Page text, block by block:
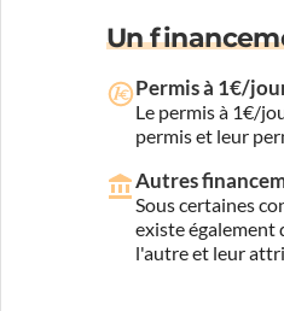
Un
Permis à 1€/
Le permis à 1€/
permis et leur
Autres
Sous certaines
existe également
l'autre et leur